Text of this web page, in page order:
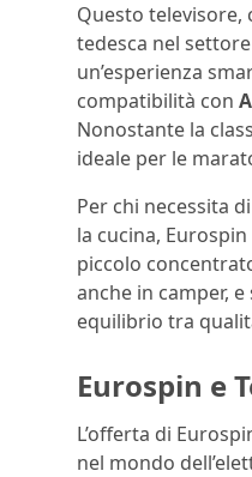
Questo
tedesca nel
un’esperienza
compatibilità con
Nonostante la
ideale per le
Per chi necessita
la cucina,
piccolo
anche in camper,
equilibrio tra
Eurospin e
L’offerta di
nel mondo